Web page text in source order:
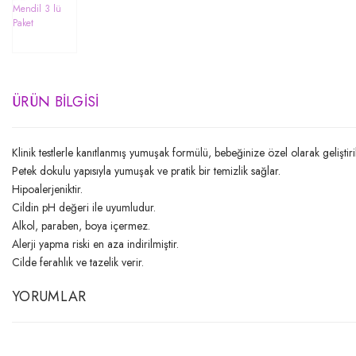
ÜRÜN BILGISI
Klinik testlerle kanıtlanmış yumuşak formülü, bebeğinize özel olarak
Petek dokulu yapısıyla yumuşak ve pratik bir temizlik sağlar.
Hipoalerjeniktir.
Cildin pH değeri ile uyumludur.
Alkol, paraben, boya içermez.
Alerji yapma riski en aza indirilmiştir.
Cilde ferahlık ve tazelik verir.
YORUMLAR